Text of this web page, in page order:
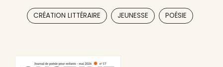
CRÉATION LITTÉRAIRE , JEUNESSE , POÉSIE